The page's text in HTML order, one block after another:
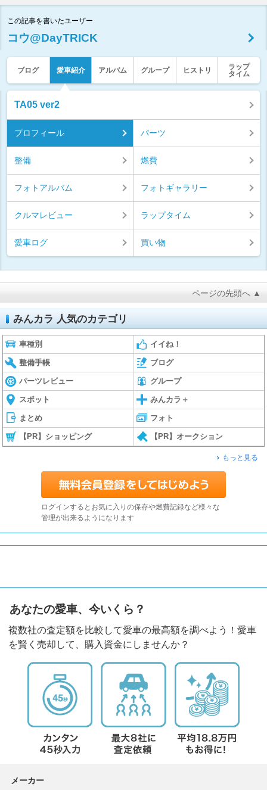
この記事を書いたユーザー
コウ@DayTRICK
ブログ 愛車紹介 アルバム グループ ヒストリ
ラップ
タイム
TA05 ver2
プロフィール パーツ
整備 燃費
フォトアルバム フォトギャラリー
クルマレビュー ラップタイム
愛車ログ 買い物
ページの先頭へ ▲
みんカラ 人気のカテゴリ
車種別 イイね！
整備手帳 ブログ
パーツレビュー グループ
スポット みんカラ＋
まとめ フォト
【PR】ショッピング 【PR】オークション
もっと見る
ログインするとお気に入りの保存や燃費記録など様々な
管理が出来るようになります
あなたの愛車、今いくら？
複数社の査定額を比較して愛車の最高額を調べよう！愛車
を賢く売却して、購入資金にしませんか？
メーカー